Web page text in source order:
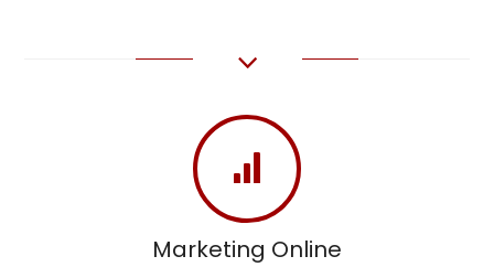
Marketing Online